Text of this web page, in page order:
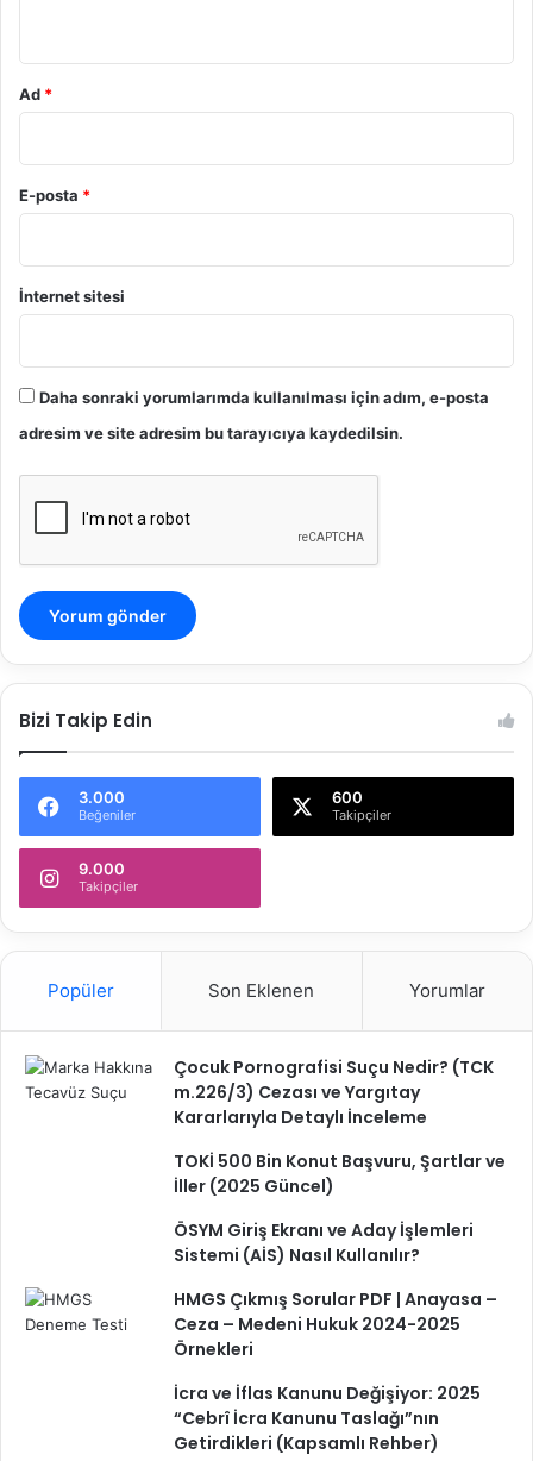
Ad *
E-posta *
İnternet sitesi
Daha sonraki yorumlarımda kullanılması için adım, e-posta
adresim ve site adresim bu tarayıcıya kaydedilsin.
Bizi Takip Edin
3.000
Beğeniler
600
Takipçiler
9.000
Takipçiler
Popüler Son Eklenen Yorumlar
Çocuk Pornografisi Suçu Nedir? (TCK
m.226/3) Cezası ve Yargıtay
Kararlarıyla Detaylı İnceleme
TOKİ 500 Bin Konut Başvuru, Şartlar ve
İller (2025 Güncel)
ÖSYM Giriş Ekranı ve Aday İşlemleri
Sistemi (AİS) Nasıl Kullanılır?
HMGS Çıkmış Sorular PDF | Anayasa –
Ceza – Medeni Hukuk 2024-2025
Örnekleri
İcra ve İflas Kanunu Değişiyor: 2025
“Cebrî İcra Kanunu Taslağı”nın
Getirdikleri (Kapsamlı Rehber)